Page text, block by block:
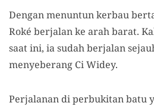
Dengan menuntun kerbau
Roké berjalan ke arah barat.
saat ini, ia sudah berjalan
menyeberang Ci Widey.
Perjalanan di perbukitan batu